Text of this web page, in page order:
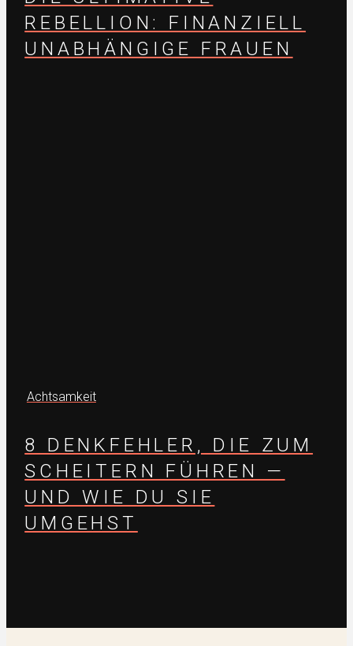
REBELLION: FINANZIELL
UNABHÄNGIGE FRAUEN
Achtsamkeit
8 DENKFEHLER, DIE ZUM
SCHEITERN FÜHREN —
UND WIE DU SIE
UMGEHST